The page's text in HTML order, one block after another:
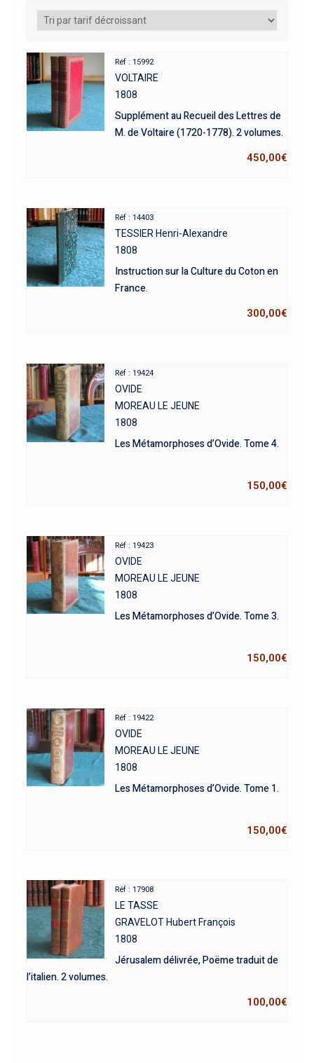
Réf : 15992
VOLTAIRE
1808
Supplément au Recueil des Lettres de
M. de Voltaire (1720-1778). 2 volumes.
450,00€
Réf : 14403
TESSIER Henri-Alexandre
1808
Instruction sur la Culture du Coton en
France.
300,00€
Réf : 19424
OVIDE
MOREAU LE JEUNE
1808
Les Métamorphoses d’Ovide. Tome 4.
150,00€
Réf : 19423
OVIDE
MOREAU LE JEUNE
1808
Les Métamorphoses d’Ovide. Tome 3.
150,00€
Réf : 19422
OVIDE
MOREAU LE JEUNE
1808
Les Métamorphoses d’Ovide. Tome 1.
150,00€
Réf : 17908
LE TASSE
GRAVELOT Hubert François
1808
Jérusalem délivrée, Poëme traduit de
l’italien. 2 volumes.
100,00€